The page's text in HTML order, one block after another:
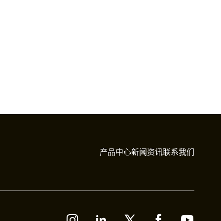
产品中心新闻资讯联系我们